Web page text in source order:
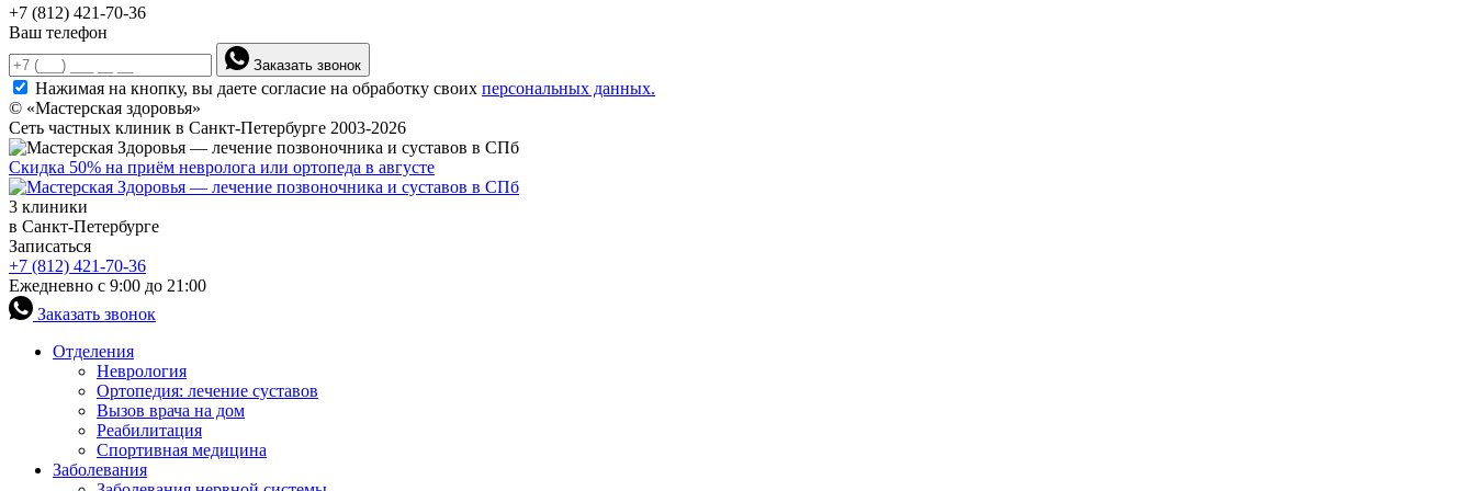
+7 (812) 421-70-36
Ваш телефон
Заказать звонок
Нажимая на кнопку, вы даете согласие на обработку своих персональных данных.
© «Мастерская здоровья»
Сеть частных клиник в Санкт-Петербурге 2003-2026
Скидка 50% на приём невролога или ортопеда в августе
3 клиники
в Санкт-Петербурге
Записаться
+7 (812) 421-70-36
Ежедневно с 9:00 до 21:00
Заказать звонок
Отделения
Неврология
Ортопедия: лечение суставов
Вызов врача на дом
Реабилитация
Спортивная медицина
Заболевания